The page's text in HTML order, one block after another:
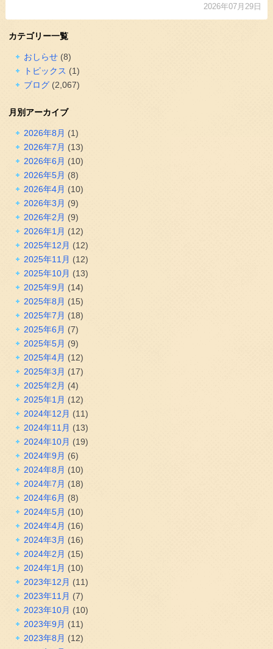
2026年07月29日
カテゴリー一覧
おしらせ(8)
トピックス (1)
ブログ(2,067)
月別アーカイブ
2026年8月 (1)
2026年7月 (13)
2026年6月 (10)
2026年5月 (8)
2026年4月 (10)
2026年3月 (9)
2026年2月 (9)
2026年1月 (12)
2025年12月 (12)
2025年11月 (12)
2025年10月 (13)
2025年9月 (14)
2025年8月 (15)
2025年7月 (18)
2025年6月 (7)
2025年5月 (9)
2025年4月 (12)
2025年3月 (17)
2025年2月 (4)
2025年1月 (12)
2024年12月 (11)
2024年11月 (13)
2024年10月 (19)
2024年9月 (6)
2024年8月 (10)
2024年7月 (18)
2024年6月 (8)
2024年5月 (10)
2024年4月 (16)
2024年3月 (16)
2024年2月 (15)
2024年1月 (10)
2023年12月 (11)
2023年11月 (7)
2023年10月 (10)
2023年9月 (11)
2023年8月 (12)